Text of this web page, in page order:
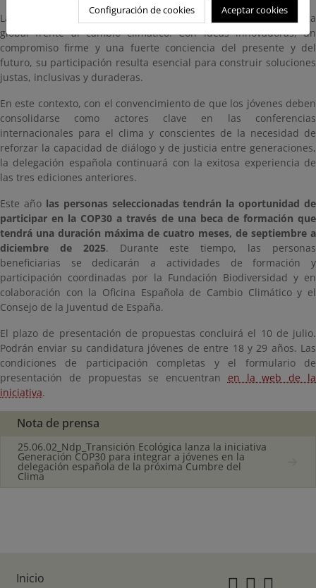
La juventud ha demostrado ser protagonista en la respuesta
global frente al cambio climático. Con ideas innovadoras, un
compromiso firme y una fuerte conciencia del presente y del
futuro, su participación resulta esencial para construir soluciones
justas, inclusivas y duraderas.
En este contexto, con el convencimiento de que los jóvenes deben
consolidarse como actores clave en las conferencias
internacionales para el clima y conscientes de la necesidad de
reforzar la capacidad de diálogo y de justicia entre generaciones,
la delegación española continuará con la exitosa experiencia de
las tres ediciones anteriores.
Este añolas personas seleccionadas tendrán la oportunidad de
participar en la COP30 a través de una beca de formación que
tendrá una duración máxima de cuatro meses, de septiembre a
diciembre de 2025. Durante este tiempo, las personas
beneficiarias se dedicarán a actividades de formación y
participación coordinadas por la Fundación Biodiversidad y en
colaboración con la Oficina Española de Cambio Climático y el
Consejo de la Juventud de España.
El plazo de presentación de propuestas concluirá el 10 de julio.
Podrán enviar su candidatura jóvenes de entre 18 y 29 años. Las
condiciones de participación completas y el formulario de
presentación de propuestas se encuentran en la web de la
iniciativa.
Nota de prensa
25.06.02_Ndp_Transición Ecológica lanza la iniciativa
Generación COP30 para integrar a jóvenes en la
delegación española de la próxima Cumbre del
Clima
Configuración de cookies Aceptar cookies
Inicio